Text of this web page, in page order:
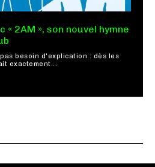
« 2AM », son nouvel hymne
besoin d'explication : dès les
exactement...